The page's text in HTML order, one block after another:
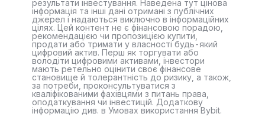
результати інвестування. Наведена тут цінова
інформація та інші дані отримані з публічних
джерел і надаються виключно в інформаційних
цілях. Цей контент не є фінансовою порадою,
рекомендацією чи пропозицією купити,
продати або тримати у власності будь-який
цифровий актив. Перш як торгувати або
володіти цифровими активами, інвестори
мають ретельно оцінити своє фінансове
становище й толерантність до ризику, а також,
за потреби, проконсультуватися з
кваліфікованими фахівцями з питань права,
оподаткування чи інвестицій. Додаткову
інформацію див. в Умовах використання Bybit.